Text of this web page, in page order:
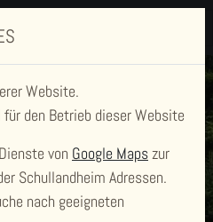
Website.
den Betrieb dieser Website
von Google Mapszur
Schullandheim Adressen.
nach geeigneten